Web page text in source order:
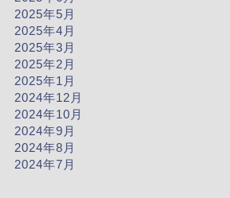
2025年5月
2025年4月
2025年3月
2025年2月
2025年1月
2024年12月
2024年10月
2024年9月
2024年8月
2024年7月